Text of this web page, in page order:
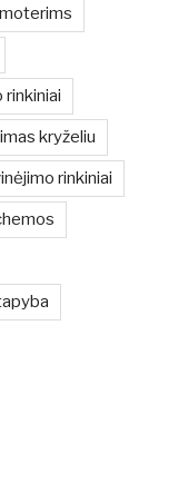
rinkiniai
kryželiu
rinkiniai